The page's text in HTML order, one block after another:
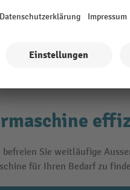
Sie weitläufige
für Ihren Bedarf zu